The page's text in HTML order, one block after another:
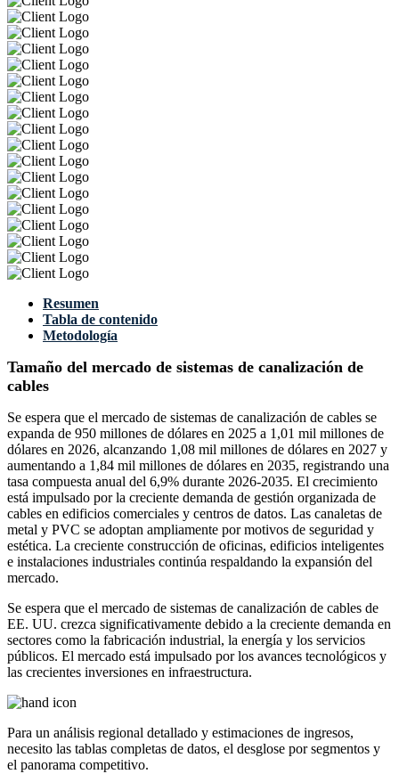
Resumen
Tabla de contenido
Metodología
Tamaño del mercado de sistemas de canalización de
cables
Se espera que el mercado de sistemas de canalización de cables se
expanda de 950 millones de dólares en 2025 a 1,01 mil millones de
dólares en 2026, alcanzando 1,08 mil millones de dólares en 2027 y
aumentando a 1,84 mil millones de dólares en 2035, registrando una
tasa compuesta anual del 6,9% durante 2026-2035. El crecimiento
está impulsado por la creciente demanda de gestión organizada de
cables en edificios comerciales y centros de datos. Las canaletas de
metal y PVC se adoptan ampliamente por motivos de seguridad y
estética. La creciente construcción de oficinas, edificios inteligentes
e instalaciones industriales continúa respaldando la expansión del
mercado.
Se espera que el mercado de sistemas de canalización de cables de
EE. UU. crezca significativamente debido a la creciente demanda en
sectores como la fabricación industrial, la energía y los servicios
públicos. El mercado está impulsado por los avances tecnológicos y
las crecientes inversiones en infraestructura.
Para un análisis regional detallado y estimaciones de ingresos,
necesito las tablas completas de datos, el desglose por segmentos y
el panorama competitivo.